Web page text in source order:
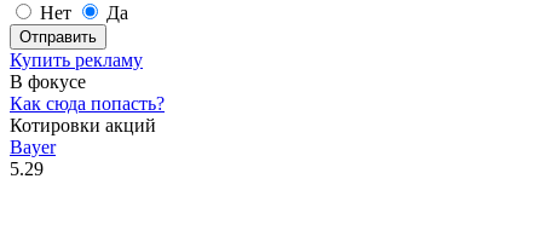
Нет
Да
Отправить
Купить рекламу
В фокусе
Как сюда попасть?
Котировки акций
Bayer
5.29